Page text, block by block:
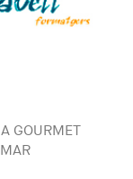
GOURMET